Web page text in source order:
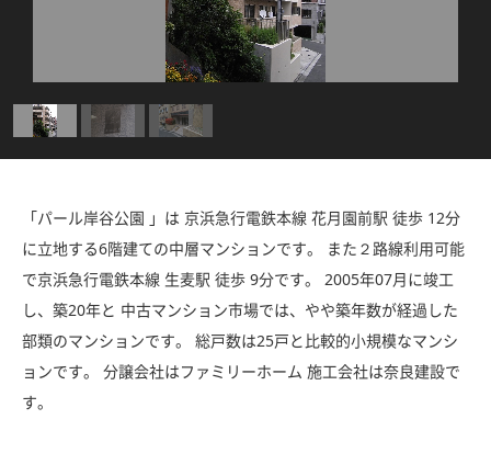
「パール岸谷公園 」は 京浜急行電鉄本線 花月園前駅 徒歩 12分
に立地する6階建ての中層マンションです。 また２路線利用可能
で京浜急行電鉄本線 生麦駅 徒歩 9分です。 2005年07月に竣工
し、築20年と 中古マンション市場では、やや築年数が経過した
部類のマンションです。 総戸数は25戸と比較的小規模なマンシ
ョンです。 分譲会社はファミリーホーム 施工会社は奈良建設で
す。